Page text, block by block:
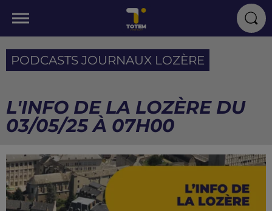
PODCASTS JOURNAUX LOZÈRE
L'INFO DE LA LOZÈRE DU
03/05/25 À 07H00